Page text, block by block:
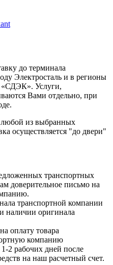
до терминала
Электросталь и в регионы
Услуги,
Вами отдельно, при
из выбранных
осуществляется "до двери"
транспортных
доверительное письмо на
транспортной компании
наличии оригинала
оплату товара
компанию
2 рабочих дней после
на наш расчетный счет.